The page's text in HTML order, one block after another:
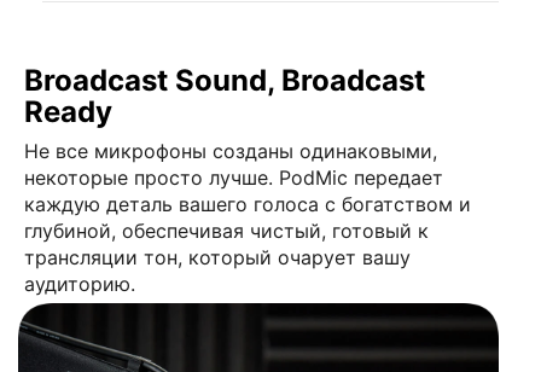
Broadcast Sound, Broadcast
Ready
Не все микрофоны созданы одинаковыми,
некоторые просто лучше. PodMic передает
каждую деталь вашего голоса с богатством и
глубиной, обеспечивая чистый, готовый к
трансляции тон, который очарует вашу
аудиторию.